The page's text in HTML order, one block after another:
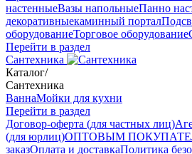
настенныеВазы напольныеПанно
декоративныекаминный портал
оборудованиеТорговое оборудование
Перейти в раздел
Сантехника
Каталог/
Сантехника
ВаннаМойки для кухни
Перейти в раздел
Договор-оферта (для частных лиц)
(для юрлиц)ОПТОВЫМ
заказОплата и доставкаПолитика